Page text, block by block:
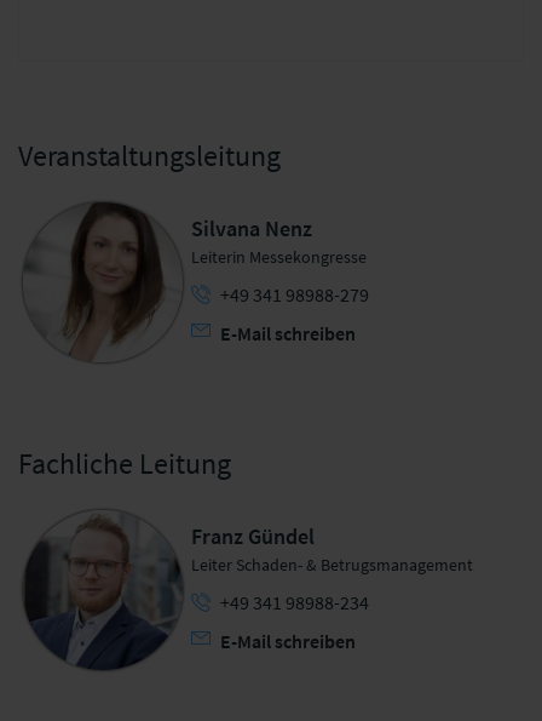
Veranstaltungsleitung
Silvana Nenz
Leiterin Messekongresse
+49 341 98988-279
E-Mail schreiben
Fachliche Leitung
Franz Gündel
Leiter Schaden- & Betrugsmanagement
+49 341 98988-234
E-Mail schreiben